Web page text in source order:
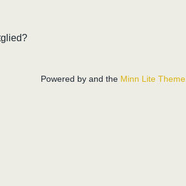
Powered by and the Minn Lite Theme